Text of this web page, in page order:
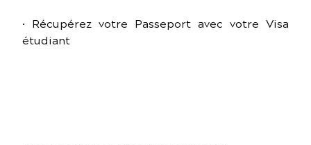
• Récupérez votre Passeport avec votre Visa
étudiant